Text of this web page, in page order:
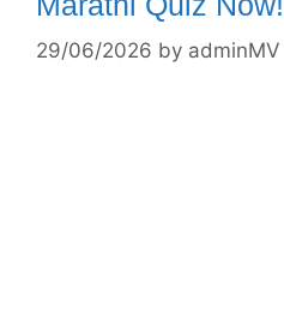
29/06/2026 by adminMV